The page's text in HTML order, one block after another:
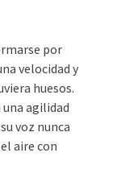
por
velocidad y
huesos.
agilidad
voz nunca
aire con